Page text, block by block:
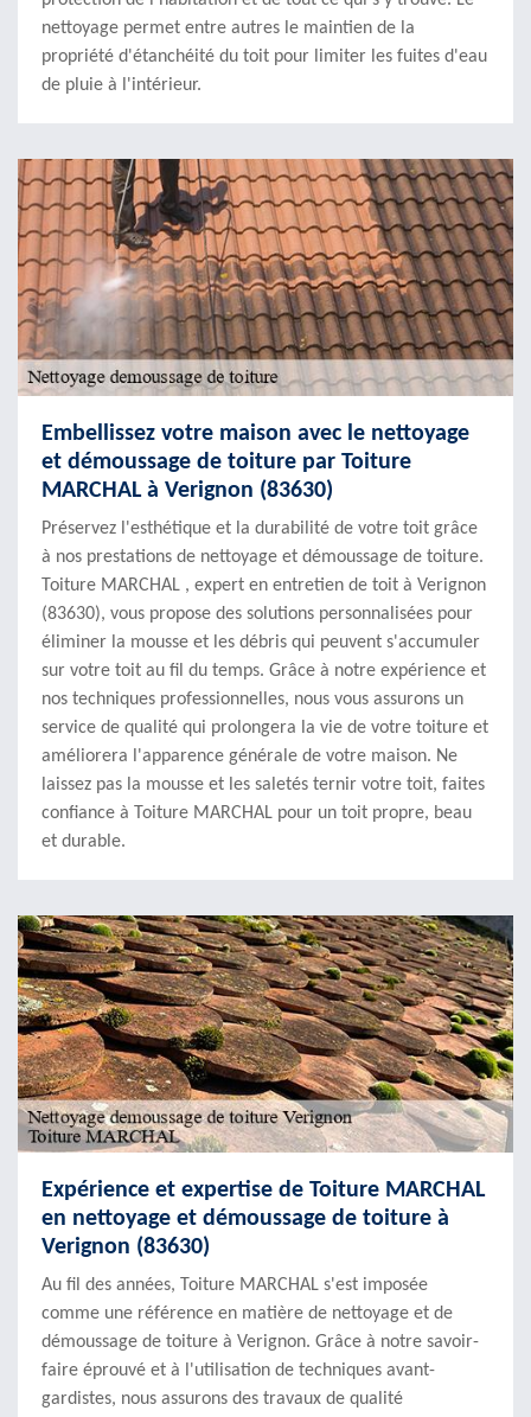
nettoyage permet entre autres le maintien de la
propriété d'étanchéité du toit pour limiter les fuites d'eau
de pluie à l'intérieur.
Embellissez votre maison avec le nettoyage
et démoussage de toiture par Toiture
MARCHAL à Verignon (83630)
Préservez l'esthétique et la durabilité de votre toit grâce
à nos prestations de nettoyage et démoussage de toiture.
Toiture MARCHAL , expert en entretien de toit à Verignon
(83630), vous propose des solutions personnalisées pour
éliminer la mousse et les débris qui peuvent s'accumuler
sur votre toit au fil du temps. Grâce à notre expérience et
nos techniques professionnelles, nous vous assurons un
service de qualité qui prolongera la vie de votre toiture et
améliorera l'apparence générale de votre maison. Ne
laissez pas la mousse et les saletés ternir votre toit, faites
confiance à Toiture MARCHAL pour un toit propre, beau
et durable.
Expérience et expertise de Toiture MARCHAL
en nettoyage et démoussage de toiture à
Verignon (83630)
Au fil des années, Toiture MARCHAL s'est imposée
comme une référence en matière de nettoyage et de
démoussage de toiture à Verignon. Grâce à notre savoir-
faire éprouvé et à l'utilisation de techniques avant-
gardistes, nous assurons des travaux de qualité